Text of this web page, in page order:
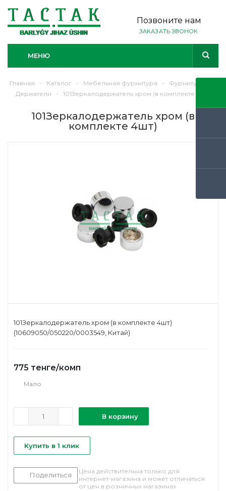
Позвоните нам
ЗАКАЗАТЬ ЗВОНОК
МЕНЮ
Главная - Каталог - Мебельная фурнитура - Фурнитура
Держатели
- 101Зеркалодержатель хром (в комплекте 4шт)
101Зеркалодержатель хром (в
комплекте 4шт)
101Зеркалодержатель хром (в комплекте 4шт)
(10609050/050220/0003549, Китай)
775 тенге/комп
Мало
В корзину
Купить в 1 клик
Поделиться
Цена действительна только для
интернет-магазина и может отличаться
от цен в розничных магазинах